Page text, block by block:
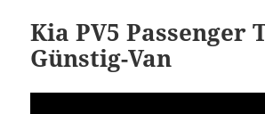
Kia PV5 Passenger
Günstig-Van